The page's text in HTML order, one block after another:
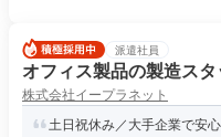
派遣社員
オフィス製品の製造ス
株式会社イープラネット
土日祝休み／大手企業で安